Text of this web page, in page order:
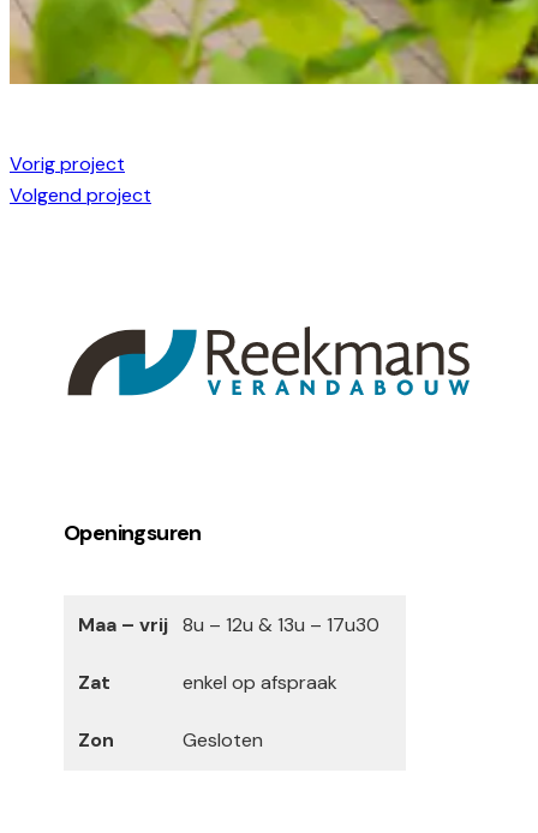
Vorig project
Volgend project
Openingsuren
Maa – vrij 8u – 12u & 13u – 17u30
Zat enkel op afspraak
Zon Gesloten